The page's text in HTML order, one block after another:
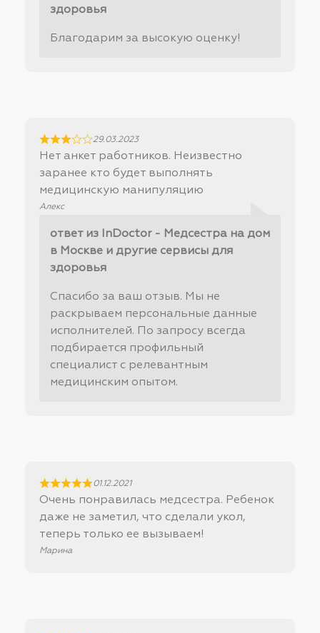
здоровья
Благодарим за высокую оценку!
29.03.2023
Нет анкет работников. Неизвестно
заранее кто будет выполнять
медицинскую манипуляцию
Алекс
ответ из InDoctor - Медсестра на дом
в Москве и другие сервисы для
здоровья
Спасибо за ваш отзыв. Мы не
раскрываем персональные данные
исполнителей. По запросу всегда
подбирается профильный
специалист с релевантным
медицинским опытом.
01.12.2021
Очень понравилась медсестра. Ребенок
даже не заметил, что сделали укол,
теперь только ее вызываем!
Марина